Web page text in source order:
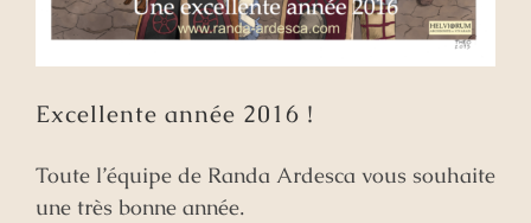
Excellente année 2016 !
Toute l’équipe de Randa Ardesca vous souhaite
une très bonne année.